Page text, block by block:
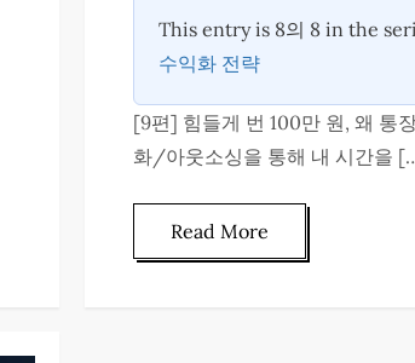
This entry is 8의 8 in the
수익화 전략
[9편] 힘들게 번 100만 원, 왜 통
화/아웃소싱을 통해 내 시간을
Read More